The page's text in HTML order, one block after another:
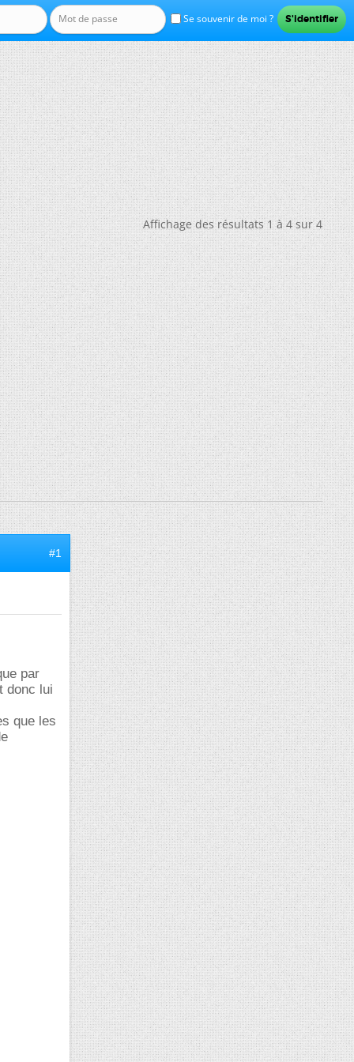
Se souvenir de moi ?
Affichage des résultats 1 à 4 sur 4
#1
par
donc lui
que les